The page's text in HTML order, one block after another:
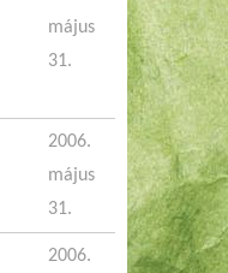
május
31.
2006.
május
31.
2006.